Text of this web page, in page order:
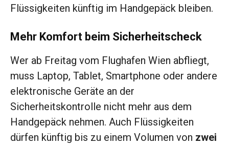
Flüssigkeiten künftig im Handgepäck bleiben.
Mehr Komfort beim Sicherheitscheck
Wer ab Freitag vom Flughafen Wien abfliegt,
muss Laptop, Tablet, Smartphone oder andere
elektronische Geräte an der
Sicherheitskontrolle nicht mehr aus dem
Handgepäck nehmen. Auch Flüssigkeiten
dürfen künftig bis zu einem Volumen von zwei